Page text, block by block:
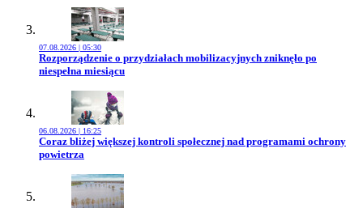
07.08.2026 | 05:30
Przejdź do artykułu:
Rozporządzenie o przydziałach mobilizacyjnych zniknęło po
niespełna miesiącu
06.08.2026 | 16:25
Przejdź do artykułu:
Coraz bliżej większej kontroli społecznej nad programami ochrony
powietrza